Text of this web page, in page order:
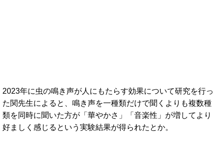
2023年に虫の鳴き声が人にもたらす効果について研究を行っ
た関先生によると、鳴き声を一種類だけで聞くよりも複数種
類を同時に聞いた方が「華やかさ」「音楽性」が増してより
好ましく感じるという実験結果が得られたとか。